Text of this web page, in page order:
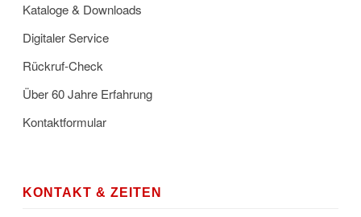
Kataloge & Downloads
Digitaler Service
Rückruf-Check
Über 60 Jahre Erfahrung
Kontaktformular
KONTAKT & ZEITEN